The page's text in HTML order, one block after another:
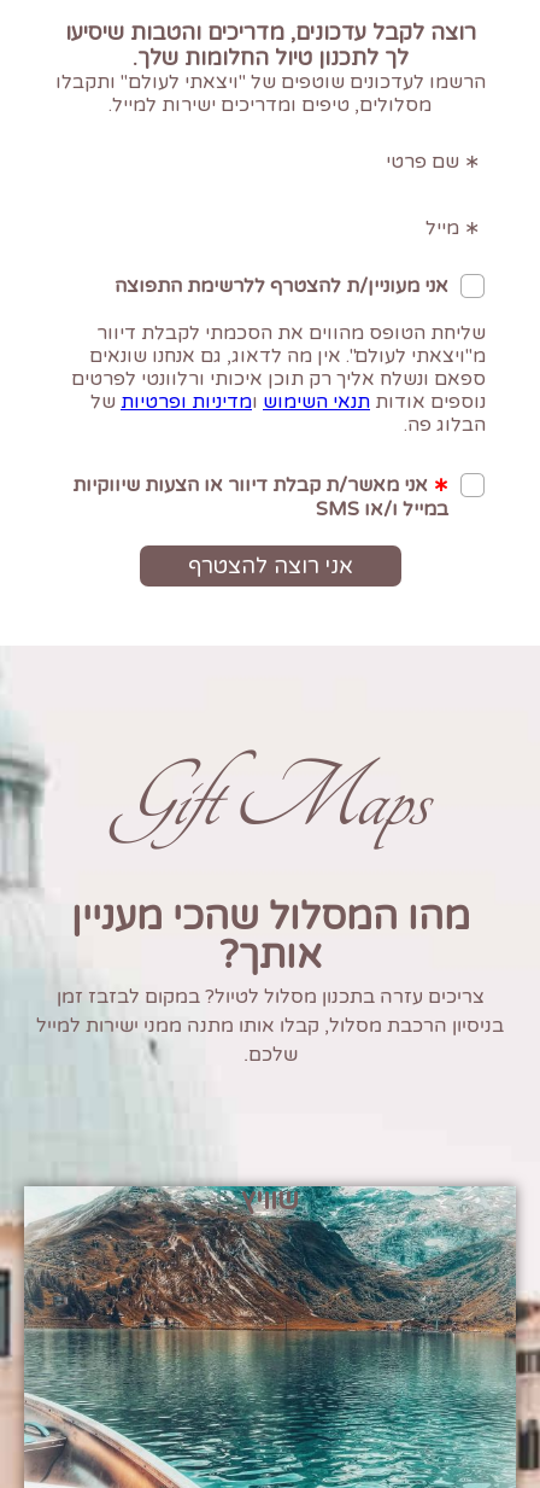
Gift Maps
מהו המסלול שהכי מעניין
אותך?
צריכים עזרה בתכנון מסלול לטיול? במקום לבזבז זמן
בניסיון הרכבת מסלול, קבלו אותו מתנה ממני ישירות למייל
שלכם.
שוויץ